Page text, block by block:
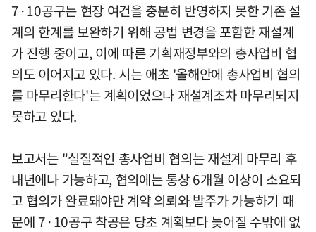
7·10공구는 현장 여건을 충분히 반영하지 못한 기존 설
계의 한계를 보완하기 위해 공법 변경을 포함한 재설계
가 진행 중이고, 이에 따른 기획재정부와의 총사업비 협
의도 이어지고 있다. 시는 애초 '올해안에 총사업비 협의
를 마무리한다'는 계획이었으나 재설계조차 마무리되지
못하고 있다.
보고서는 "실질적인 총사업비 협의는 재설계 마무리 후
내년에나 가능하고, 협의에는 통상 6개월 이상이 소요되
고 협의가 완료돼야만 계약 의뢰와 발주가 가능하기 때
문에 7·10공구 착공은 당초 계획보다 늦어질 수밖에 없